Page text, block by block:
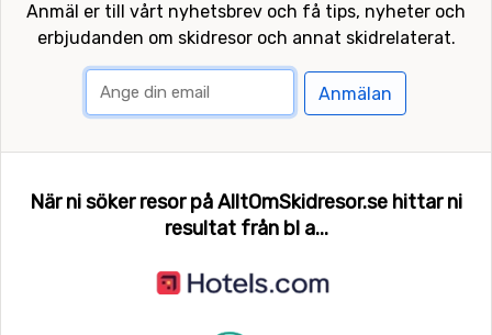
Anmäl er till vårt nyhetsbrev och få tips, nyheter och
erbjudanden om skidresor och annat skidrelaterat.
Anmälan
När ni söker resor på AlltOmSkidresor.se hittar ni
resultat från bl a...